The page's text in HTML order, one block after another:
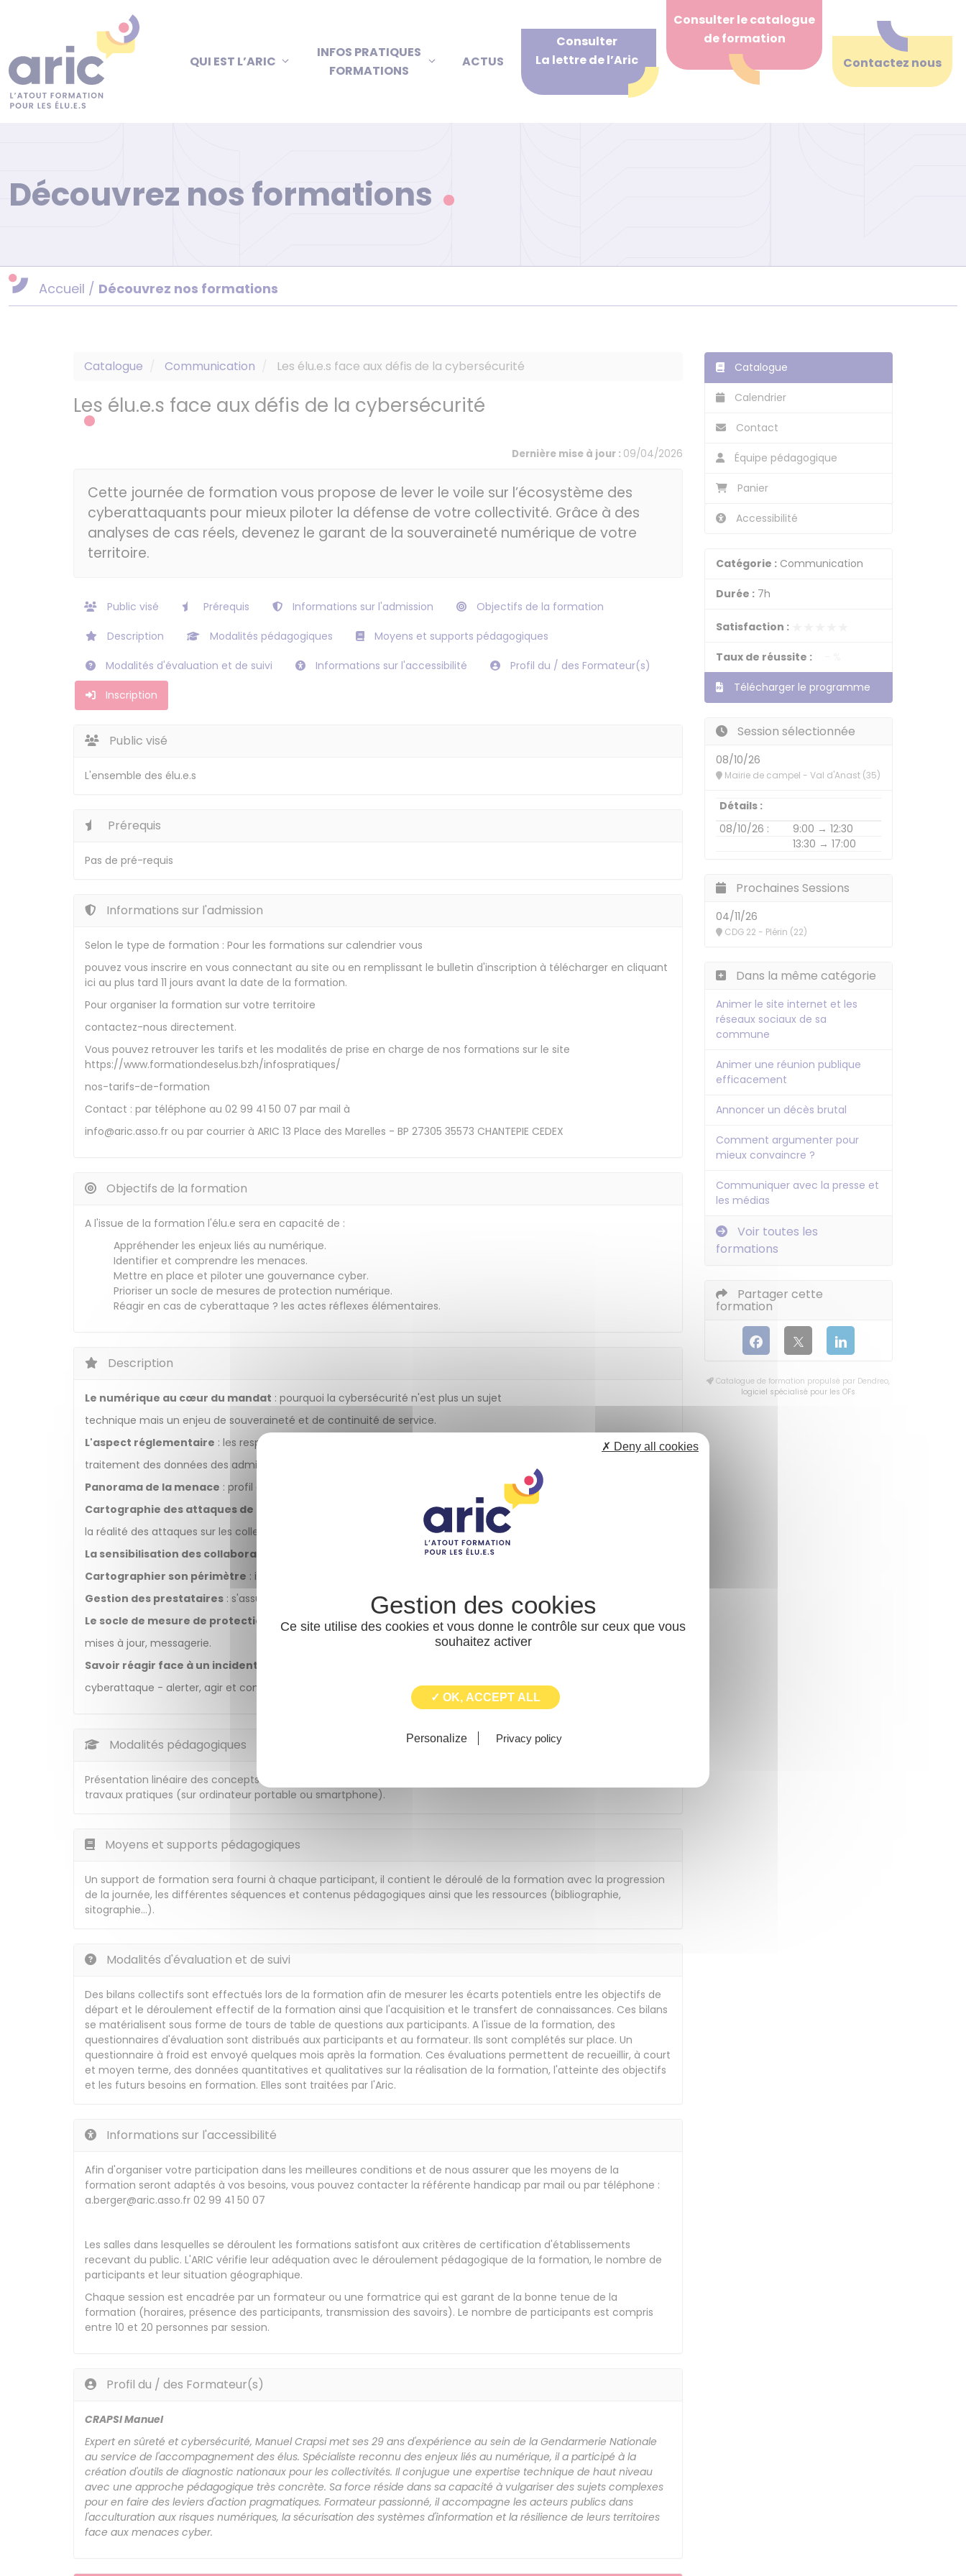
QUI EST L’ARIC
INFOS PRATIQUES
FORMATIONS
ACTUS
Consulter
La lettre de l’Aric
Consulter le catalogue
de formation
Contactez nous
Découvrez nos formations
Accueil / Découvrez nos formations
Catalogue Communication Les élu.e.s face aux défis de la cybersécurité
Les élu.e.s face aux défis de la cybersécurité
Dernière mise à jour : 09/04/2026
Cette journée de formation vous propose de lever le voile sur l’écosystème des
cyberattaquants pour mieux piloter la défense de votre collectivité. Grâce à des
analyses de cas réels, devenez le garant de la souveraineté numérique de votre
territoire.
Public visé Prérequis Informations sur l'admission Objectifs de la formation
Description Modalités pédagogiques Moyens et supports pédagogiques
Modalités d'évaluation et de suivi Informations sur l'accessibilité Profil du / des Formateur(s)
Inscription
Public visé
L'ensemble des élu.e.s
Prérequis
Pas de pré-requis
Informations sur l'admission
Selon le type de formation : Pour les formations sur calendrier vous
pouvez vous inscrire en vous connectant au site ou en remplissant le bulletin d'inscription à télécharger en cliquant
ici au plus tard 11 jours avant la date de la formation.
Pour organiser la formation sur votre territoire
contactez-nous directement.
Vous pouvez retrouver les tarifs et les modalités de prise en charge de nos formations sur le site
https://www.formationdeselus.bzh/infospratiques/
nos-tarifs-de-formation
Contact : par téléphone au 02 99 41 50 07 par mail à
info@aric.asso.fr ou par courrier à ARIC 13 Place des Marelles - BP 27305 35573 CHANTEPIE CEDEX
Objectifs de la formation
A l'issue de la formation l'élu.e sera en capacité de :
Appréhender les enjeux liés au numérique.
Identifier et comprendre les menaces.
Mettre en place et piloter une gouvernance cyber.
Prioriser un socle de mesures de protection numérique.
Réagir en cas de cyberattaque ? les actes réflexes élémentaires.
Description
Le numérique au cœur du mandat : pourquoi la cybersécurité n'est plus un sujet
technique mais un enjeu de souveraineté et de continuité de service.
L'aspect réglementaire : les responsabilités de l'élu en tant que responsable de
traitement des données des administrés.
Panorama de la menace : profil des cybercriminels, comment attaquent-ils ?
Cartographie des attaques de l'association Déclic
: analyses de cas pour comprendre
la réalité des attaques sur les collectivités territoriales.
La sensibilisation des collaborateurs
: l'humain au cœur de la cybersécurité.
Cartographier son périmètre : identifier ses actifs (matériels et données).
Gestion des prestataires : s'assurer que l'informatique externalisée est maîtrisée.
Le socle de mesure de protection indispensables: sauvegardes, mots de passe,
mises à jour, messagerie.
Savoir réagir face à un incident de sécurité
cyberattaque - alerter, agir et communiquer.
Modalités pédagogiques
Présentation linéaire des concepts de la cybersécurité, retour d'expériences et échange avec les participants,
travaux pratiques (sur ordinateur portable ou smartphone).
Moyens et supports pédagogiques
Un support de formation sera fourni à chaque participant, il contient le déroulé de la formation avec la progression
de la journée, les différentes séquences et contenus pédagogiques ainsi que les ressources (bibliographie,
sitographie…).
Modalités d'évaluation et de suivi
Des bilans collectifs sont effectués lors de la formation afin de mesurer les écarts potentiels entre les objectifs de
départ et le déroulement effectif de la formation ainsi que l'acquisition et le transfert de connaissances. Ces bilans
se matérialisent sous forme de tours de table de questions aux participants. A l'issue de la formation, des
questionnaires d'évaluation sont distribués aux participants et au formateur. Ils sont complétés sur place. Un
questionnaire à froid est envoyé quelques mois après la formation. Ces évaluations permettent de recueillir, à court
et moyen terme, des données quantitatives et qualitatives sur la réalisation de la formation, l'atteinte des objectifs
et les futurs besoins en formation. Elles sont traitées par l'Aric.
Informations sur l'accessibilité
Afin d'organiser votre participation dans les meilleures conditions et de nous assurer que les moyens de la
formation seront adaptés à vos besoins, vous pouvez contacter la référente handicap par mail ou par téléphone :
a.berger@aric.asso.fr 02 99 41 50 07
Les salles dans lesquelles se déroulent les formations satisfont aux critères de certification d'établissements
recevant du public. L'ARIC vérifie leur adéquation avec le déroulement pédagogique de la formation, le nombre de
participants et leur situation géographique.
Chaque session est encadrée par un formateur ou une formatrice qui est garant de la bonne tenue de la
formation (horaires, présence des participants, transmission des savoirs). Le nombre de participants est compris
entre 10 et 20 personnes par session.
Profil du / des Formateur(s)
CRAPSI Manuel
Expert en sûreté et cybersécurité, Manuel Crapsi met ses 29 ans d'expérience au sein de la Gendarmerie Nationale
au service de l'accompagnement des élus. Spécialiste reconnu des enjeux liés au numérique, il a participé à la
création d'outils de diagnostic nationaux pour les collectivités. Il conjugue une expertise technique de haut niveau
avec une approche pédagogique très concrète. Sa force réside dans sa capacité à vulgariser des sujets complexes
pour en faire des leviers d'action pragmatiques. Formateur passionné, il accompagne les acteurs publics dans
l'acculturation aux risques numériques, la sécurisation des systèmes d'information et la résilience de leurs territoires
face aux menaces cyber.
Catalogue
Calendrier
Contact
Équipe pédagogique
Panier
Accessibilité
Catégorie : Communication
Durée :7h
Satisfaction :
Taux de réussite :
Télécharger le programme
Session sélectionnée
08/10/26
Mairie de campel - Val d'Anast (35)
Détails :
08/10/26 :
9:00 → 12:30
13:30 → 17:00
Prochaines Sessions
04/11/26
CDG 22 - Plérin (22)
Dans la même catégorie
Animer le site internet et les
réseaux sociaux de sa
commune
Animer une réunion publique
efficacement
Annoncer un décès brutal
Comment argumenter pour
mieux convaincre ?
Communiquer avec la presse et
les médias
Voir toutes les
formations
Partager cette
formation
Catalogue de formation propulsé par Dendreo,
logiciel spécialisé pour les OFs
Ce site utilise des cookies et vous donne le contrôle sur ceux que vous
souhaitez activer
✓ OK, ACCEPT ALL
✗ Deny all cookies
Personalize Privacy policy